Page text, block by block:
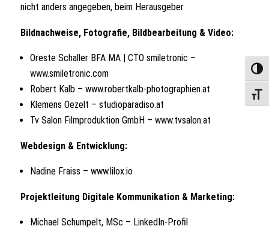
nicht anders angegeben, beim Herausgeber.
Bildnachweise, Fotografie, Bildbearbeitung & Video:
Oreste Schaller BFA MA | CTO smiletronic –
www.smiletronic.com
Robert Kalb – www.robertkalb-photographien.at
Klemens Oezelt – studioparadiso.at
Tv Salon Filmproduktion GmbH – www.tvsalon.at
Webdesign & Entwicklung:
Nadine Fraiss – www.lilox.io
Projektleitung Digitale Kommunikation & Marketing:
Michael Schumpelt, MSc – LinkedIn-Profil